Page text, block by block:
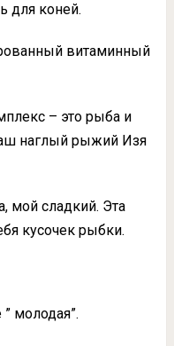
для коней.
витаминный
– это рыба и
наглый рыжий Изя
мой сладкий. Эта
кусочек рыбки.
” молодая”.